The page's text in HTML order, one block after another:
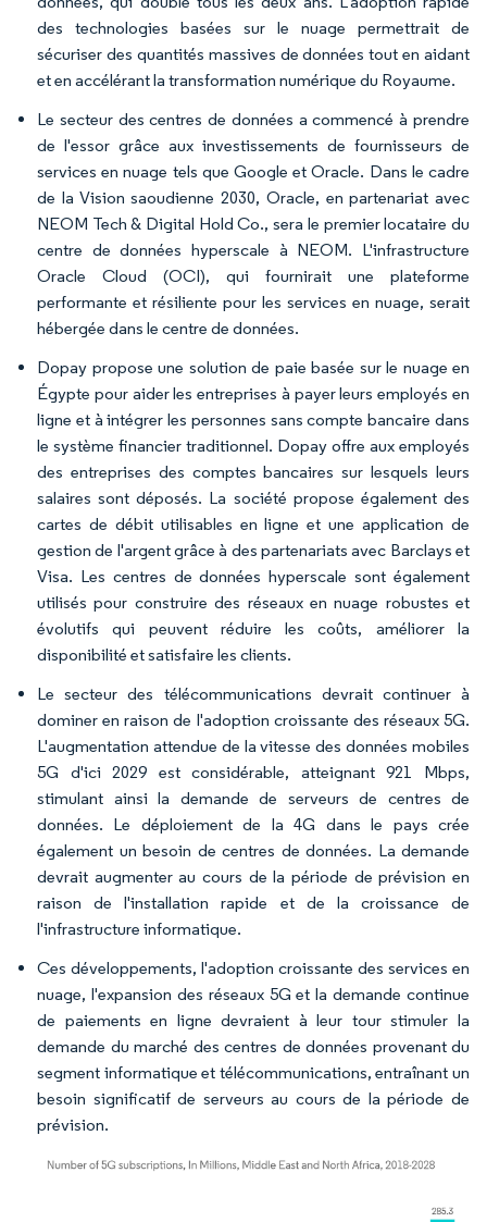
des technologies basées sur le nuage permettrait de
sécuriser des quantités massives de données tout en aidant
et en accélérant la transformation numérique du Royaume.
Le secteur des centres de données a commencé à prendre
de l'essor grâce aux investissements de fournisseurs de
services en nuage tels que Google et Oracle. Dans le cadre
de la Vision saoudienne 2030, Oracle, en partenariat avec
NEOM Tech & Digital Hold Co., sera le premier locataire du
centre de données hyperscale à NEOM. L'infrastructure
Oracle Cloud (OCI), qui fournirait une plateforme
performante et résiliente pour les services en nuage, serait
hébergée dans le centre de données.
Dopay propose une solution de paie basée sur le nuage en
Égypte pour aider les entreprises à payer leurs employés en
ligne et à intégrer les personnes sans compte bancaire dans
le système financier traditionnel. Dopay offre aux employés
des entreprises des comptes bancaires sur lesquels leurs
salaires sont déposés. La société propose également des
cartes de débit utilisables en ligne et une application de
gestion de l'argent grâce à des partenariats avec Barclays et
Visa. Les centres de données hyperscale sont également
utilisés pour construire des réseaux en nuage robustes et
évolutifs qui peuvent réduire les coûts, améliorer la
disponibilité et satisfaire les clients.
Le secteur des télécommunications devrait continuer à
dominer en raison de l'adoption croissante des réseaux 5G.
L'augmentation attendue de la vitesse des données mobiles
5G d'ici 2029 est considérable, atteignant 921 Mbps,
stimulant ainsi la demande de serveurs de centres de
données. Le déploiement de la 4G dans le pays crée
également un besoin de centres de données. La demande
devrait augmenter au cours de la période de prévision en
raison de l'installation rapide et de la croissance de
l'infrastructure informatique.
Ces développements, l'adoption croissante des services en
nuage, l'expansion des réseaux 5G et la demande continue
de paiements en ligne devraient à leur tour stimuler la
demande du marché des centres de données provenant du
segment informatique et télécommunications, entraînant un
besoin significatif de serveurs au cours de la période de
prévision.